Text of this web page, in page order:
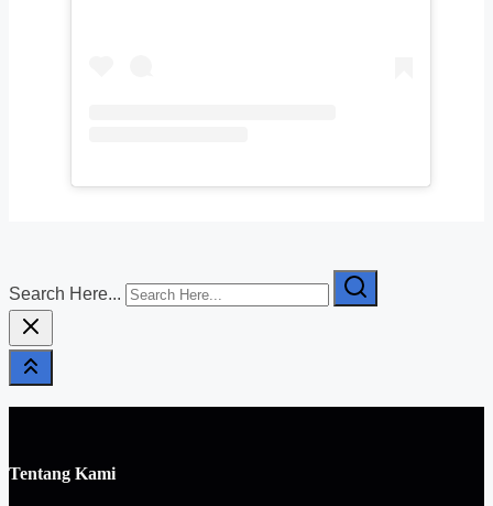
Search Here...
Tentang Kami